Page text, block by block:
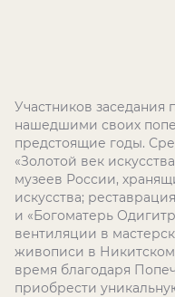
Участников заседания
нашедшими своих
предстоящие годы.
«Золотой век
музеев России,
искусства;
и «Богоматерь
вентиляции в
живописи в
время благодаря
приобрести